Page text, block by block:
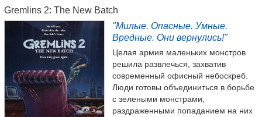
Gremlins 2: The New Batch
"Милые. Опасные. Умные.
Вредные. Они вернулись!"
Целая армия маленьких монстров
решила развлечься, захватив
современный офисный небоскреб.
Люди готовы объединиться в борьбе
с зелеными монстрами,
раздраженными попаданием на них